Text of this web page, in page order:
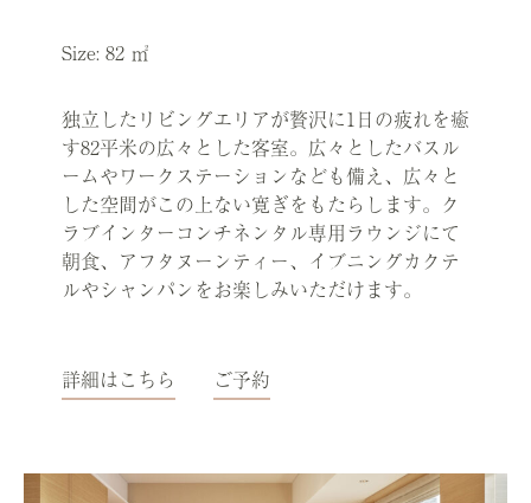
Size: 82 ㎡
独立したリビングエリアが贅沢に1日の疲れを癒
す82平米の広々とした客室。広々としたバスル
ームやワークステーションなども備え、広々と
した空間がこの上ない寛ぎをもたらします。ク
ラブインターコンチネンタル専用ラウンジにて
朝食、アフタヌーンティー、イブニングカクテ
ルやシャンパンをお楽しみいただけます。
詳細はこちら ご予約